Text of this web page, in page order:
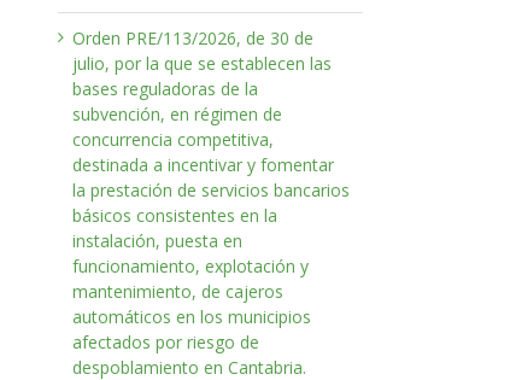
Orden PRE/113/2026, de 30 de
julio, por la que se establecen las
bases reguladoras de la
subvención, en régimen de
concurrencia competitiva,
destinada a incentivar y fomentar
la prestación de servicios bancarios
básicos consistentes en la
instalación, puesta en
funcionamiento, explotación y
mantenimiento, de cajeros
automáticos en los municipios
afectados por riesgo de
despoblamiento en Cantabria.